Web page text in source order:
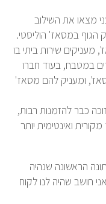
את השילוב
במסאז' הוליסטי.
שירות ביתי בו
בעוד חברו
ומעניק להם מסאז'
להזמנות רבות,
ואינטימית יותר
הראשונה שנהיה
שהיה לנו לקוח